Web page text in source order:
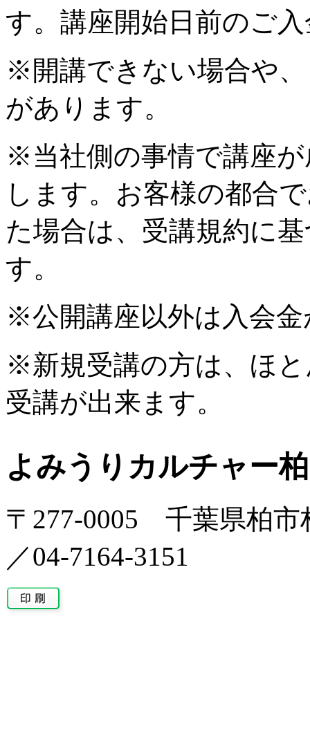
す。講座開始日前のご
※開講できない場合や
があります。
※当社側の事情で講座
します。お客様の都合
た場合は、受講規約に
す。
※公開講座以外は入会
※新規受講の方は、ほ
受講が出来ます。
よみうりカルチャー柏
〒277-0005 千葉県柏市
／04-7164-3151